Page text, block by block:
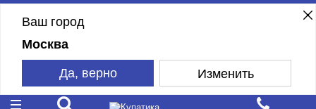
Ваш город
Москва
Да, верно Изменить